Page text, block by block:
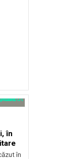
în
în